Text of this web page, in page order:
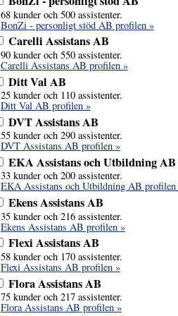
68 kunder och 500 assistenter.
BonZi - personligt stöd AB profilen »
Carelli Assistans AB
90 kunder och 550 assistenter.
Carelli Assistans AB profilen »
Ditt Val AB
25 kunder och 110 assistenter.
Ditt Val AB profilen »
DVT Assistans AB
55 kunder och 290 assistenter.
DVT Assistans AB profilen »
EKA Assistans och Utbildning AB
33 kunder och 200 assistenter.
EKA Assistans och Utbildning AB profilen
Ekens Assistans AB
35 kunder och 216 assistenter.
Ekens Assistans AB profilen »
Flexi Assistans AB
58 kunder och 170 assistenter.
Flexi Assistans AB profilen »
Flora Assistans AB
75 kunder och 217 assistenter.
Flora Assistans AB profilen »